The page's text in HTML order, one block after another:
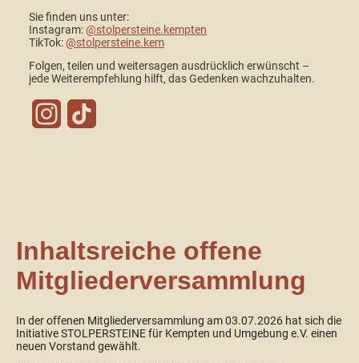
Sie finden uns unter:
Instagram:@stolpersteine.kempten
TikTok:@stolpersteine.kem
Folgen, teilen und weitersagen ausdrücklich erwünscht –
jede Weiterempfehlung hilft, das Gedenken wachzuhalten.
Inhaltsreiche offene
Mitgliederversammlung
In der offenen Mitgliederversammlung am 03.07.2026 hat sich die
Initiative STOLPERSTEINE für Kempten und Umgebung e.V. einen
neuen Vorstand gewählt.